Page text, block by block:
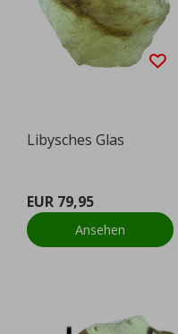
Libysches Glas
EUR 79,95
Ansehen